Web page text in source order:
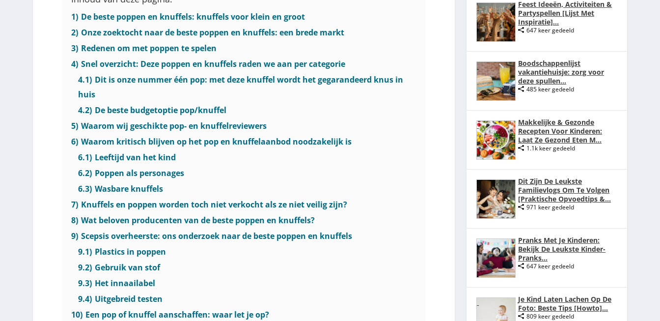
1) De beste poppen en knuffels: knuffels voor klein en groot
2) Onze zoektocht naar de beste poppen en knuffels: een brede markt
3) Redenen om met poppen te spelen
4) Snel overzicht: Deze poppen en knuffels raden we aan per categorie
4.1) Dit is onze nummer één pop: met deze knuffel wordt het gegarandeerd knus in
huis
4.2) De beste budgetoptie pop/knuffel
5) Waarom wij geschikte pop- en knuffelreviewers
6) Waarom kritisch blijven op het pop en knuffelaanbod noodzakelijk is
6.1) Leeftijd van het kind
6.2) Poppen als personages
6.3) Wasbare knuffels
7) Knuffels en poppen worden toch niet verkocht als ze niet veilig zijn?
8) Wat beloven producenten van de beste poppen en knuffels?
9) Scepsis overheerste: ons onderzoek naar de beste poppen en knuffels
9.1) Plastics in poppen
9.2) Gebruik van stof
9.3) Het innaailabel
9.4) Uitgebreid testen
10) Een pop of knuffel aanschaffen: waar let je op?
Feest Ideeën, Activiteiten &
Partyspellen [Lijst Met
Inspiratie]...
647 keer gedeeld
Boodschappenlijst
vakantiehuisje: zorg voor
deze spullen...
485 keer gedeeld
Makkelijke & Gezonde
Recepten Voor Kinderen:
Laat Ze Gezond Eten M...
1.1k keer gedeeld
Dit Zijn De Leukste
Familievlogs Om Te Volgen
[Praktische Opvoedtips &...
971 keer gedeeld
Pranks Met Je Kinderen:
Bekijk De Leukste Kinder-
Pranks...
647 keer gedeeld
Je Kind Laten Lachen Op De
Foto: Beste Tips [Howto]...
809 keer gedeeld